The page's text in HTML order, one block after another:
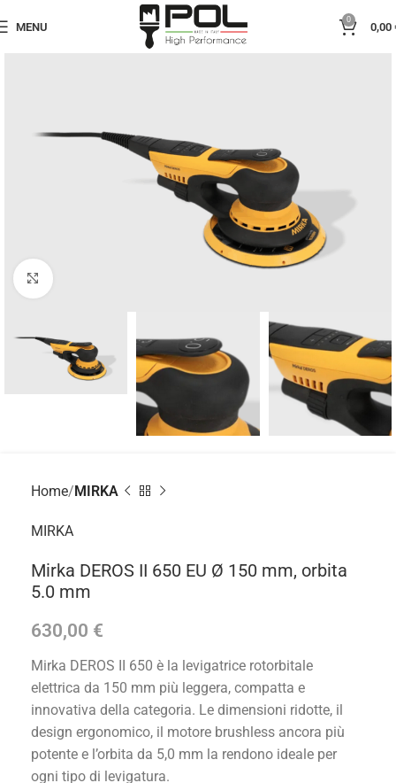
MENU
0
0,00
Click to enlarge
Home MIRKA
MIRKA
Mirka DEROS II 650 EU Ø 150 mm, orbita
5.0 mm
630,00 €
Mirka DEROS II 650 è la levigatrice rotorbitale
elettrica da 150 mm più leggera, compatta e
innovativa della categoria. Le dimensioni ridotte, il
design ergonomico, il motore brushless ancora più
potente e l’orbita da 5,0 mm la rendono ideale per
ogni tipo di levigatura.